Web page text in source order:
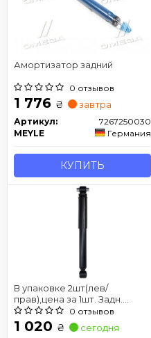
Амортизатор задний
0 отзывов
1 776 ₴ завтра
Артикул:
7267250030
MEYLE
Германия
КУПИТЬ
В упаковке 2шт(лев/
прав),цена за 1шт. Задн.
(газо-масл) 0 отзывов
1 020 ₴ сегодня